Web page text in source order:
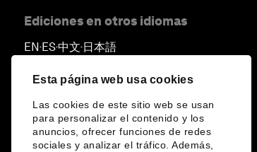
Esta página web usa cookies
Las cookies de este sitio web se usan
para personalizar el contenido y los
anuncios, ofrecer funciones de redes
sociales y analizar el tráfico. Además,
Ediciones en otros idiomas
EN ▪ ES▪中文▪ 日本語